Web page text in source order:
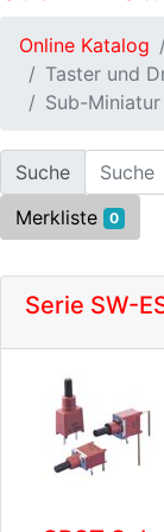
Online Katalog
Taster und
Sub-
Suche
Merkliste
0
Serie SW-